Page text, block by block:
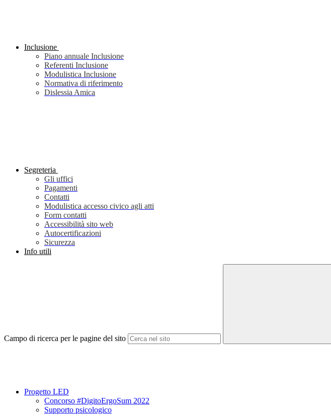
Inclusione
Piano annuale Inclusione
Referenti Inclusione
Modulistica Inclusione
Normativa di riferimento
Dislessia Amica
Segreteria
Gli uffici
Pagamenti
Contatti
Modulistica accesso civico agli atti
Form contatti
Accessibilità sito web
Autocertificazioni
Sicurezza
Info utili
Campo di ricerca per le pagine del sito
Progetto LED
Concorso #DigitoErgoSum 2022
Supporto psicologico